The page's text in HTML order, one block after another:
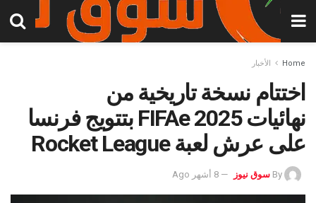
Home الأخبار
اختتام نسخة تاريخية من
نهائيات FIFAe 2025 بتتويج فرنسا
على عرش لعبة Rocket League
By سوق نيوز 8 أشهر Ago